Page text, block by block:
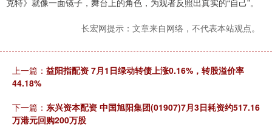
克特》就像一面镜子，舞台上的角色，为观者反照出真实的“自己”。
长宏网提示：文章来自网络，不代表本站观点。
上一篇： 益阳指配资 7月1日绿动转债上涨0.16%，转股溢价率
44.18%
下一篇： 东兴资本配资 中国旭阳集团(01907)7月3日耗资约517.16
万港元回购200万股